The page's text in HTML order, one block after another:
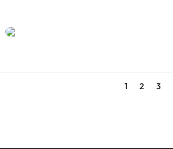
1 2 3